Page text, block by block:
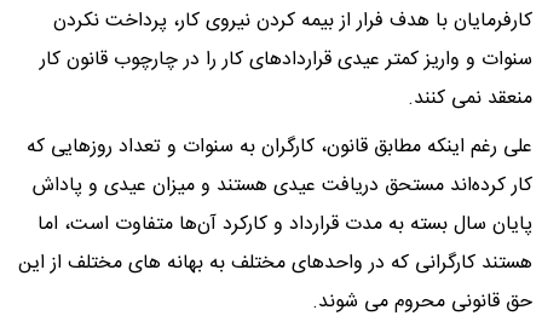
کارفرمایان با هدف فرار از بیمه کردن نیروی کار، پرداخت نکردن
سنوات و واریز کمتر عیدی قراردادهای کار را در چارچوب قانون کار
منعقد نمی کنند.
علی رغم اینکه مطابق قانون، کارگران به سنوات و تعداد روزهایی که
کار کرده‌اند مستحق دریافت عیدی هستند و میزان عیدی و پاداش
پایان سال بسته به مدت قرارداد و کارکرد آن‌ها متفاوت است، اما
هستند کارگرانی که در واحدهای مختلف به بهانه های مختلف از این
حق قانونی محروم می شوند.